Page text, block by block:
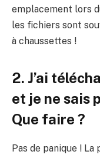
emplacement lors
les fichiers sont
à chaussettes !
2. J’ai
et je ne sais
Que faire ?
Pas de panique !